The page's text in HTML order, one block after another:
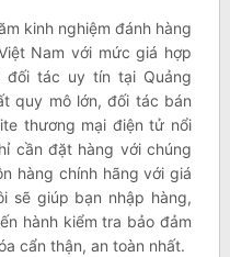
kinh nghiệm đánh hàng
Nam với mức giá hợp
đối tác uy tín tại Quảng
quy mô lớn, đối tác bán
thương mại điện tử nổi
cần đặt hàng với chúng
hàng chính hãng với giá
sẽ giúp bạn nhập hàng,
hành kiểm tra bảo đảm
cẩn thận, an toàn nhất.